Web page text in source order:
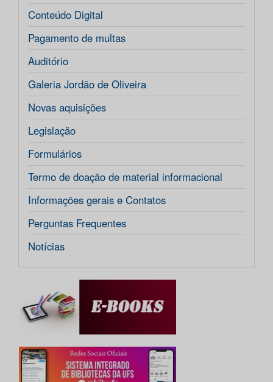
Conteúdo Digital
Pagamento de multas
Auditório
Galeria Jordão de Oliveira
Novas aquisições
Legislação
Formulários
Termo de doação de material informacional
Informações gerais e Contatos
Perguntas Frequentes
Notícias